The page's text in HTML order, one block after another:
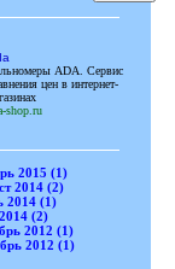
ADA. Сервис
цен в интернет-
shop.ru
2015 (1)
2014 (2)
2014 (1)
(2)
2012 (1)
2012 (1)